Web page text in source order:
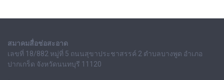
สมาคมสื่อช่อสะอาด
เลขที่ 18/882 หมู่ที่ 5 ถนนสุขาประชาสรรค์ 2 ตำบลบางพูด อำเภอ
ปากเกร็ด จังหวัดนนทบุรี 11120